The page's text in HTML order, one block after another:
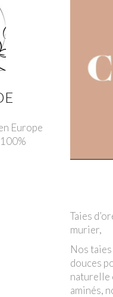
Europe
Taies
murier,
Nos
douces
naturelle
aminés,